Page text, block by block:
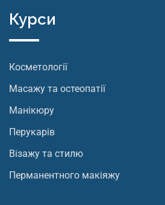
Курси
Косметології
Масажу та остеопатії
Манікюру
Перукарів
Візажу та стилю
Перманентного макіяжу